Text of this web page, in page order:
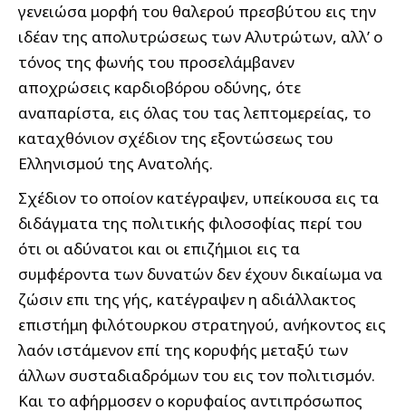
γενειώσα μορφή του θαλερού πρεσβύτου εις την
ιδέαν της απολυτρώσεως των Αλυτρώτων, αλλ’ ο
τόνος της φωνής του προσελάμβανεν
αποχρώσεις καρδιοβόρου οδύνης, ότε
αναπαρίστα, εις όλας του τας λεπτομερείας, το
καταχθόνιον σχέδιον της εξοντώσεως του
Ελληνισμού της Ανατολής.
Σχέδιον το οποίον κατέγραψεν, υπείκουσα εις τα
διδάγματα της πολιτικής φιλοσοφίας περί του
ότι οι αδύνατοι και οι επιζήμιοι εις τα
συμφέροντα των δυνατών δεν έχουν δικαίωμα να
ζώσιν επι της γής, κατέγραψεν η αδιάλλακτος
επιστήμη φιλότουρκου στρατηγού, ανήκοντος εις
λαόν ιστάμενον επί της κορυφής μεταξύ των
άλλων συσταδιαδρόμων του εις τον πολιτισμόν.
Και το αφήρμοσεν ο κορυφαίος αντιπρόσωπος